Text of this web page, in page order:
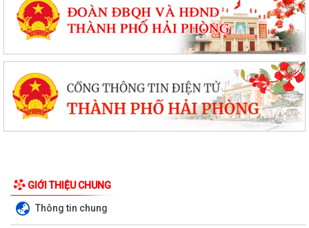
GIỚI THIỆU CHUNG
Thông tin chung
KHÁNH DƯ
DANH SÁCH ĐĂNG KÝ KINH DOANH THÁNG 7/2026